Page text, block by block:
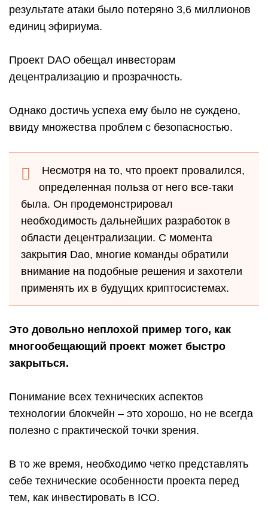
результате атаки было потеряно 3,6 миллионов
единиц эфириума.
Проект DAO обещал инвесторам
децентрализацию и прозрачность.
Однако достичь успеха ему было не суждено,
ввиду множества проблем с безопасностью.
Несмотря на то, что проект провалился,
определенная польза от него все-таки
была. Он продемонстрировал
необходимость дальнейших разработок в
области децентрализации. С момента
закрытия Dao, многие команды обратили
внимание на подобные решения и захотели
применять их в будущих криптосистемах.
Это довольно неплохой пример того, как
многообещающий проект может быстро
закрыться.
Понимание всех технических аспектов
технологии блокчейн – это хорошо, но не всегда
полезно с практической точки зрения.
В то же время, необходимо четко представлять
себе технические особенности проекта перед
тем, как инвестировать в ICO.